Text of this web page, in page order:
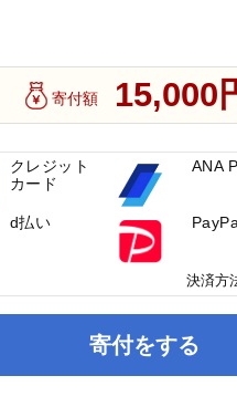
寄付額 15,000
寄付をする
クレジット
カード
ANA
d払い
決済方